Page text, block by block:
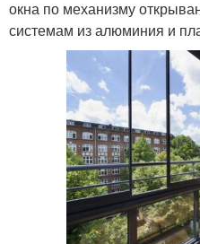
окна по механизму
системам из алюминия и